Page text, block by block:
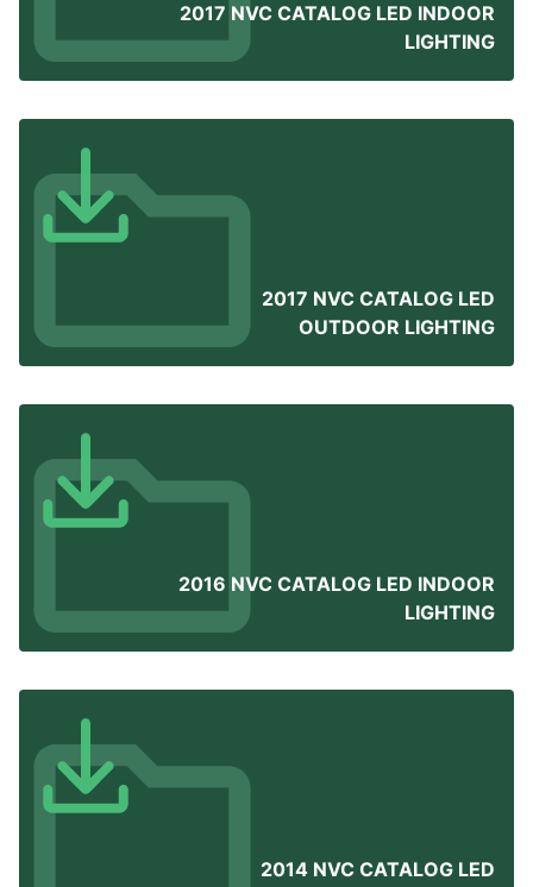
2017 NVC CATALOG LED INDOOR
LIGHTING
2017 NVC CATALOG LED
OUTDOOR LIGHTING
2016 NVC CATALOG LED INDOOR
LIGHTING
2014 NVC CATALOG LED